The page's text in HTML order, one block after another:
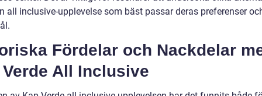
all inclusive-upplevelse som bäst passar deras preferenser
Fördelar och Nackdelar
All Inclusive